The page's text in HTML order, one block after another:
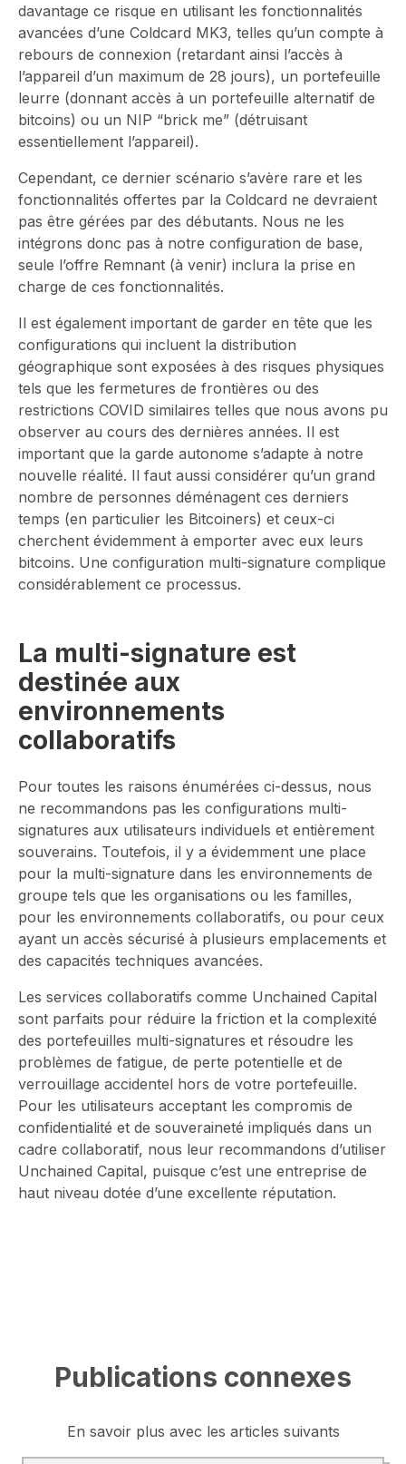
davantage ce risque en utilisant les fonctionnalités
avancées d’une Coldcard MK3, telles qu’un compte à
rebours de connexion (retardant ainsi l’accès à
l’appareil d’un maximum de 28 jours), un portefeuille
leurre (donnant accès à un portefeuille alternatif de
bitcoins) ou un NIP “brick me” (détruisant
essentiellement l’appareil).
Cependant, ce dernier scénario s’avère rare et les
fonctionnalités offertes par la Coldcard ne devraient
pas être gérées par des débutants. Nous ne les
intégrons donc pas à notre configuration de base,
seule l’offre Remnant (à venir) inclura la prise en
charge de ces fonctionnalités.
Il est également important de garder en tête que les
configurations qui incluent la distribution
géographique sont exposées à des risques physiques
tels que les fermetures de frontières ou des
restrictions COVID similaires telles que nous avons pu
observer au cours des dernières années. Il est
important que la garde autonome s’adapte à notre
nouvelle réalité. Il faut aussi considérer qu’un grand
nombre de personnes déménagent ces derniers
temps (en particulier les Bitcoiners) et ceux-ci
cherchent évidemment à emporter avec eux leurs
bitcoins. Une configuration multi-signature complique
considérablement ce processus.
La multi-signature est
destinée aux
environnements
collaboratifs
Pour toutes les raisons énumérées ci-dessus, nous
ne recommandons pas les configurations multi-
signatures aux utilisateurs individuels et entièrement
souverains. Toutefois, il y a évidemment une place
pour la multi-signature dans les environnements de
groupe tels que les organisations ou les familles,
pour les environnements collaboratifs, ou pour ceux
ayant un accès sécurisé à plusieurs emplacements et
des capacités techniques avancées.
Les services collaboratifs comme Unchained Capital
sont parfaits pour réduire la friction et la complexité
des portefeuilles multi-signatures et résoudre les
problèmes de fatigue, de perte potentielle et de
verrouillage accidentel hors de votre portefeuille.
Pour les utilisateurs acceptant les compromis de
confidentialité et de souveraineté impliqués dans un
cadre collaboratif, nous leur recommandons d’utiliser
Unchained Capital, puisque c’est une entreprise de
haut niveau dotée d’une excellente réputation.
Publications connexes
En savoir plus avec les articles suivants